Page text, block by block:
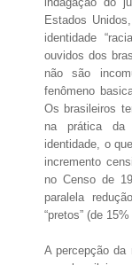
Estados
identidade
ouvidos dos
não são
fenômeno
Os brasileiros
na prática da
identidade, o
incremento
no Censo de
paralela
“pretos” (de
A percepção da